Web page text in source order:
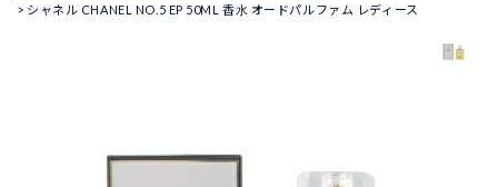
シャネル CHANEL NO.5 EP 50ML 香水 オードパルファム レディース